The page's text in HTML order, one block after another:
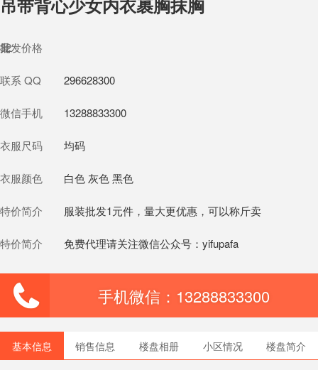
吊带背心少女内衣裹胸抹胸
批发价格
32
元
联系 QQ 296628300
微信手机 13288833300
衣服尺码 均码
衣服颜色 白色 灰色 黑色
特价简介 服装批发1元件，量大更优惠，可以称斤卖
特价简介 免费代理请关注微信公众号：yifupafa
手机微信：13288833300
基本信息 销售信息 楼盘相册 小区情况 楼盘简介